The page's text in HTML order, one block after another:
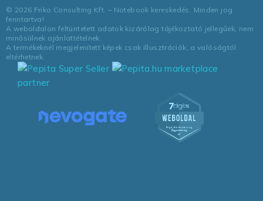
© 2026 Friko Consulting Kft. – Notebook kereskedés. Minden jog
fenntartva!
A weboldalon feltüntetett adatok kizárólag tájékoztató jellegűek, nem
minősülnek ajánlattételnek.
A termékeknél megjelenített képek csak illusztrációk, a valóságtól
eltérhetnek.
marketplace
partner